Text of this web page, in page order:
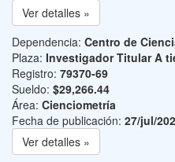
Ver detalles »
Dependencia: Centro de
Plaza: Investigador Titular A
Registro: 79370-69
Sueldo: $29,266.44
Área: Cienciometría
Fecha de publicación: 27/jul/
Ver detalles »